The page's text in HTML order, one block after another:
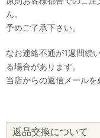
ん。
予めご了承下さい。
なお連絡不通が1週間続
る場合があります。
当店からの返信メールを
返品交換について